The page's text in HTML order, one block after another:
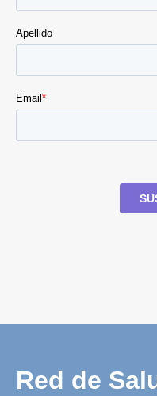
Red de